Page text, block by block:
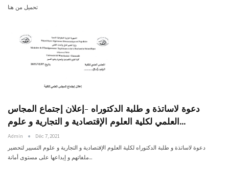
تحميل من هنا
دعوة لاساتذة و طلبة الدكتوراه -إعلان إجتماع المجاس
العلمي لكلية العلوم الإقتصادية و التجارية و علوم…
Admin Déc 7, 2021
دعوة لاساتذة و طلبة الدكتوراه لكلية العلوم الإقتصادية و التجارية و علوم التسيير لتحضير
ملفاتهم و إيداعها على مستوى أمانة…